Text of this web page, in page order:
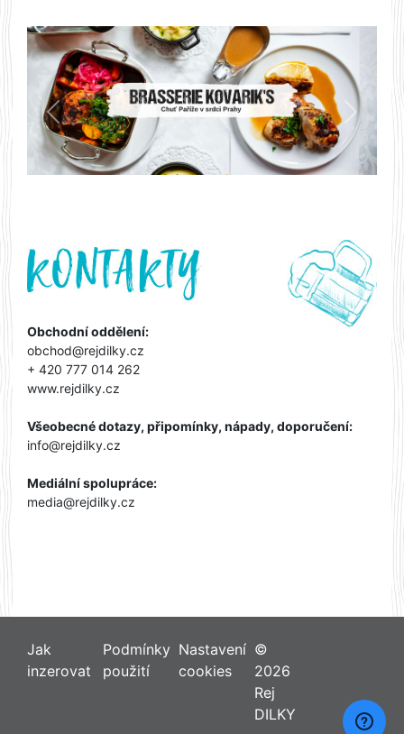
Předchozí Další
Obchodní oddělení:
obchod@rejdilky.cz
+ 420 777 014 262
www.rejdilky.cz
Všeobecné dotazy, připomínky, nápady, doporučení:
info@rejdilky.cz
Mediální spolupráce:
media@rejdilky.cz
Jak
inzerovat
Podmínky
použití
Nastavení
cookies
©
2026
Rej
DILKY